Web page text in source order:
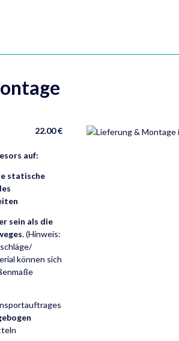
22.00 €
auf:
statische
sein als die
. (Hinweis:
können sich